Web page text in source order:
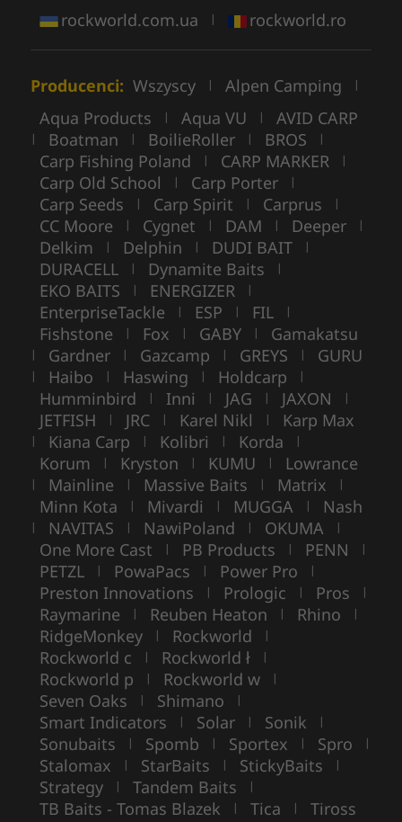
rockworld.com.ua | rockworld.ro
Producenci: Wszyscy | Alpen Camping |
Aqua Products | Aqua VU | AVID CARP
| Boatman | BoilieRoller | BROS |
Carp Fishing Poland | CARP MARKER |
Carp Old School | Carp Porter |
Carp Seeds | Carp Spirit | Carprus |
CC Moore | Cygnet | DAM | Deeper |
Delkim | Delphin | DUDI BAIT |
DURACELL | Dynamite Baits |
EKO BAITS | ENERGIZER |
EnterpriseTackle | ESP | FIL |
Fishstone | Fox | GABY | Gamakatsu
| Gardner | Gazcamp | GREYS | GURU
| Haibo | Haswing | Holdcarp |
Humminbird | Inni | JAG | JAXON |
JETFISH | JRC | Karel Nikl | Karp Max
| Kiana Carp | Kolibri | Korda |
Korum | Kryston | KUMU | Lowrance
| Mainline | Massive Baits | Matrix |
Minn Kota | Mivardi | MUGGA | Nash
| NAVITAS | NawiPoland | OKUMA |
One More Cast | PB Products | PENN |
PETZL | PowaPacs | Power Pro |
Preston Innovations | Prologic | Pros |
Raymarine | Reuben Heaton | Rhino |
RidgeMonkey | Rockworld |
Rockworld c | Rockworld ł |
Rockworld p | Rockworld w |
Seven Oaks | Shimano |
Smart Indicators | Solar | Sonik |
Sonubaits | Spomb | Sportex | Spro |
Stalomax | StarBaits | StickyBaits |
Strategy | Tandem Baits |
TB Baits - Tomas Blazek | Tica | Tiross